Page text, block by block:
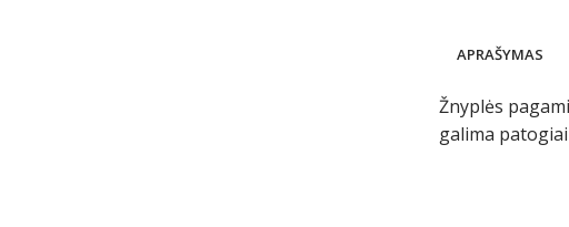
APRAŠYMAS
Žnyplės
galima